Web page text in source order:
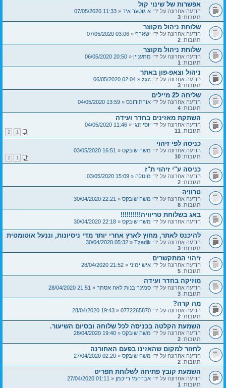
אפשרות של שינוי קול
הודעה אחרונה על ידי א גוטער איד «
11:33 07/05/2020
תגובות: 3
שלוחת ניהול מקוצר
הודעה אחרונה על ידי ישארף «
03:06 07/05/2020
תגובות: 2
שלוחת ניהול מקוצר
הודעה אחרונה על ידי מתעניין «
20:50 06/05/2020
תגובות: 1
ניהול וצאפ-פון באתר
הודעה אחרונה על ידי zxc
«
02:04 06/05/2020
תגובות: 3
שליחה ל2 מיילים
הודעה אחרונה על ידי אורתודוכס «
13:59 04/05/2020
תגובות: 4
השתקת מאזינים בחדר ועידה
הודעה אחרונה על ידי יוסי זנגי «
11:46 04/05/2020
תגובות: 11
1
2
כניסה לפי זיהוי
הודעה אחרונה על ידי משה שובקס «
16:51 03/05/2020
תגובות: 10
1
2
כניסה ע"י זיהוי ת"ז
הודעה אחרונה על ידי מוטלה «
15:09 03/05/2020
תגובות: 2
טרוויה
הודעה אחרונה על ידי משה שובקס «
22:21 30/04/2020
תגובות: 8
באג בשלוחת טריוויה!!!!!!!!!!
הודעה אחרונה על ידי משה שובקס «
22:18 30/04/2020
להיכנס לאתר, מחוץ לארץ אחרי יותר מדי ניסיונות, וננעל אוטומטית
הודעה אחרונה על ידי Tzadik
«
05:32 30/04/2020
תגובות: 3
זיהוי המתקשרים
הודעה אחרונה על ידי איש ימיני «
21:52 28/04/2020
תגובות: 5
מוזיקה בחדר ועידה
הודעה אחרונה על ידי סמינר בנות לאה אסתר «
21:51 28/04/2020
תגובות: 3
מה קרה?
הודעה אחרונה על ידי 0772265870
«
19:43 28/04/2020
תגובות: 2
השמעת הקלטה בכניסה לכל שלוחה ובסיום השיעור.
הודעה אחרונה על ידי משה שובקס «
19:40 28/04/2020
תגובות: 2
לחזור למקום שהאזינו בפעם האחורנה
הודעה אחרונה על ידי משה שובקס «
02:20 27/04/2020
תגובות: 2
השמעת קובץ פתיחה לשלוחת תפריט
הודעה אחרונה על ידי אברהמי רייכמן «
01:11 27/04/2020
תגובות: 1